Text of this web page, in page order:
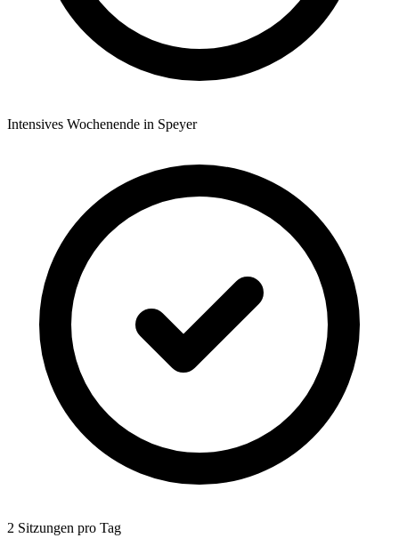
Intensives Wochenende in Speyer
2 Sitzungen pro Tag